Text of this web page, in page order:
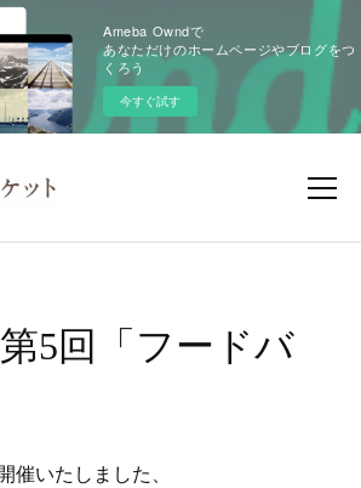
Ameba Owndで
あなただけのホームページやブログをつ
くろう
今すぐ試す
第5回「フードバ
催いたしました、